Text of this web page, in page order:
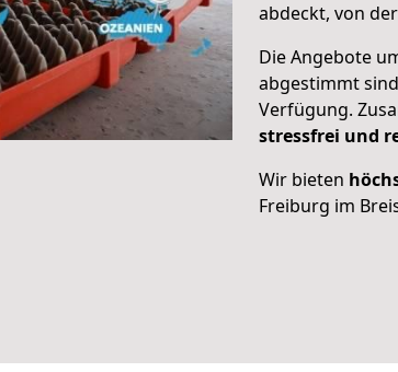
abdeckt, von
Die Angebote
abgestimmt
Verfügung.
stressfrei und
Wir bieten
Freiburg im